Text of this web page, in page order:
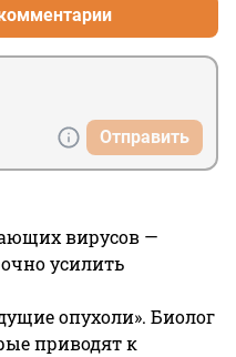
Отправить
вирусов —
усилить
опухоли». Биолог
приводят к